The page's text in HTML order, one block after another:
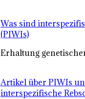
Was sind
(PIWIs)
Erhaltung
Artikel über PIWIs
interspezifische